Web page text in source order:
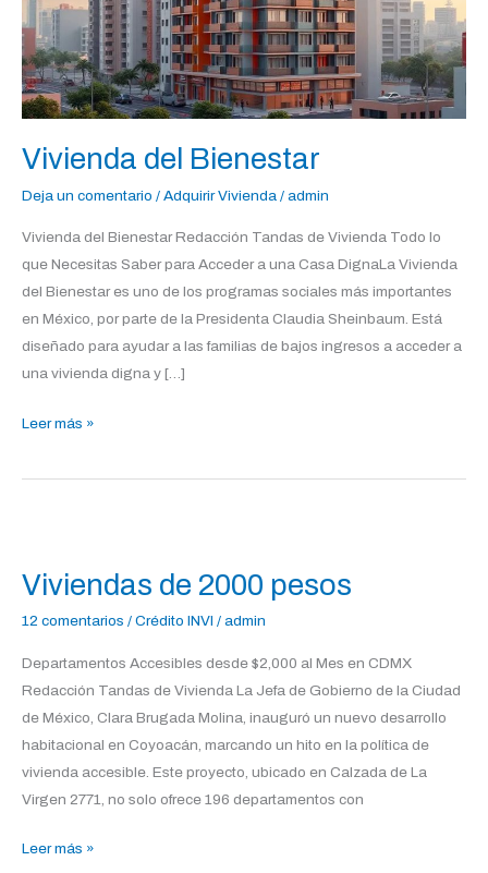
Vivienda del Bienestar
Deja un comentario / Adquirir Vivienda / admin
Vivienda del Bienestar Redacción Tandas de Vivienda Todo lo
que Necesitas Saber para Acceder a una Casa DignaLa Vivienda
del Bienestar es uno de los programas sociales más importantes
en México, por parte de la Presidenta Claudia Sheinbaum. Está
diseñado para ayudar a las familias de bajos ingresos a acceder a
una vivienda digna y […]
Leer más »
Viviendas de 2000 pesos
12 comentarios / Crédito INVI / admin
Departamentos Accesibles desde $2,000 al Mes en CDMX
Redacción Tandas de Vivienda La Jefa de Gobierno de la Ciudad
de México, Clara Brugada Molina, inauguró un nuevo desarrollo
habitacional en Coyoacán, marcando un hito en la política de
vivienda accesible. Este proyecto, ubicado en Calzada de La
Virgen 2771, no solo ofrece 196 departamentos con
2000
Leer más »